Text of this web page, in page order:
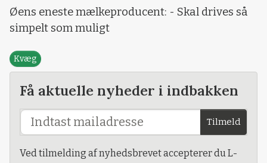
Øens eneste mælkeproducent: - Skal drives så
simpelt som muligt
Kvæg
Få aktuelle nyheder i indbakken
Tilmeld
Ved tilmelding af nyhedsbrevet accepterer du L-